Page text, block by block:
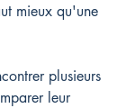
mieux qu'une
plusieurs
leur